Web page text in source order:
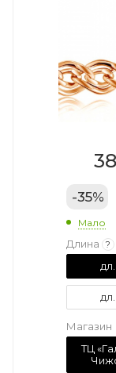
-35%
Мало
Длина ?
Магазин
ТЦ